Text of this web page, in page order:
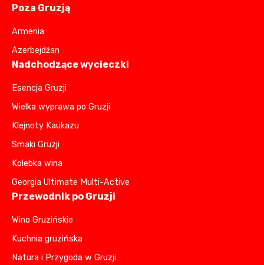
Poza Gruzją
Armenia
Azerbejdżan
Nadchodzące wycieczki
Esencja Gruzji
Wielka wyprawa po Gruzji
Klejnoty Kaukazu
Smaki Gruzji
Kolebka wina
Georgia Ultimate Multi-Active
Przewodnik po Gruzji
Wino Gruzińskie
Kuchnia gruzińska
Natura i Przygoda w Gruzji